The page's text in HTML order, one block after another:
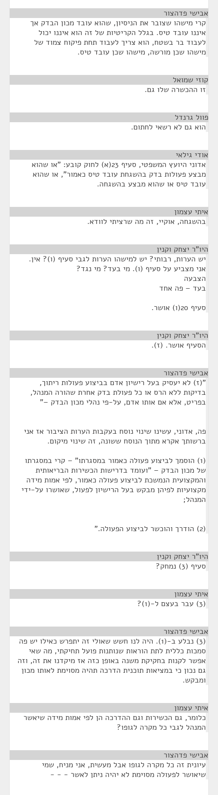
אבישי פדהצור
קרי מישהו שצובר את הניסיון, שהוא עובד מכון הבדק אך
איננו עובד טיס. בגלל הקריטיות של זה הוא איננו יכול
לעבוד בר בשטח, הוא צריך לעבוד תחת פיקוח צמוד של
מישהו שכן מורשה, מישהו שכן עובד טיס.
קוזי שמואל
זו ההכשרה שלו גם.
פוול גרנדל
הוא גם לא רשאי לחתום.
אודי גילאי
אדוני היועץ המשפטי, סעיף 23(א) לחוק קובע: "או שהוא
מבצע פעולות בדק בהשגחת עובד טיס כאמור", או שהוא
עובד טיס או שהוא מבצע בהשגחה.
איתי עצמון
בהשגחה, אוקיי, זה מה שרציתי לוודא.
היו"ר יצחק וקנין
יש הערות, רבותי? יש למישהו הערות לגבי סעיף (ו)? אין.
אני מצביע על סעיף (ו). מי בעד? מי נגד?
הצבעה
בעד – פה אחד
סעיף 20(ו) אושר.
היו"ר יצחק וקנין
הסעיף אושר. (ז).
אבישי פדהצור
"(ז) לא יעסיק בעל רישיון אדם בביצוע פעולות ריתוך,
בדיקות ללא הרס או כל פעולת בדק אחרת שהורה המנהל,
בפריט, אלא אם אותו אדם, על-פי נהלי מכון הבדק –"
פה, אדוני, עשינו שינוי נוסח בעקבות הערות הציבור אז אני
ברשותך אקרא מתוך הנוסח ששונה, זה שינוי מיקום.
(1) הוסמך לביצוע פעולה כאמור במסגרתו" – קרי במסגרתו
של מכון הבדק – "ועומד בדרישות הכשירות הבריאותית
והמקצועית הנמשכת לביצוע פעולה כאמור, לפי אמות מידה
מקצועיות לפיהן מבקש בעל הרישיון לפעול, שאושרו על-ידי
המנהל;
(2) הודרך והוכשר לביצוע הפעולה."
היו"ר יצחק וקנין
סעיף (3) נמחק?
איתי עצמון
(3) עבר בעצם ל-(1)?
אבישי פדהצור
(3) נבלע ב-(1). היה לנו חשש שאולי זה יתפרש כאילו יש פה
סמכות כללית לתת הוראות שנותנות פועל תחיקתי, מה שאי
אפשר לקנות בחקיקת משנה באופן כזה אז מיקדנו את זה, וזה
גם נכון כי במציאות תוכנית הדרכה תהיה מסוימת לאותו מכון
ומבקש.
איתי עצמון
כלומר, גם הכשירות וגם ההדרכה הן לפי אמות מידה שיאשר
המנהל לגבי כל מקרה לגופו?
אבישי פדהצור
עיונית זה כל מקרה לגופו אבל מעשית, אני מניח, שמי
שיאושר לפעולה מסוימת לא יהיה ניתן לאשר - - -